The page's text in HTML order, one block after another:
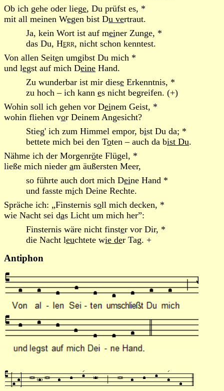
Ob ich gehe oder liege, Du prüfst es, *
mit all meinen Wegen bist Du vertraut.
Ja, kein Wort ist auf meiner Zunge, *
das Du, Herr, nicht schon kenntest.
Von allen Seiten umgibst Du mich *
und legst auf mich Deine Hand.
Zu wunderbar ist mir diese Erkenntnis, *
zu hoch – ich kann es nicht begreifen. (+)
Wohin soll ich gehen vor Deinem Geist, *
wohin fliehen vor Deinem Angesicht?
Stieg' ich zum Himmel empor, bist Du da; *
bettete mich bei den Toten – auch da bist Du.
Nähme ich der Morgenröte Flügel, *
ließe mich nieder am äußersten Meer,
so führte auch dort mich Deine Hand *
und fasste mich Deine Rechte.
Spräche ich: „Finsternis soll mich decken, *
wie Nacht sei das Licht um mich her”:
Finsternis wäre nicht finster vor Dir, *
die Nacht leuchtete wie der Tag. +
Antiphon